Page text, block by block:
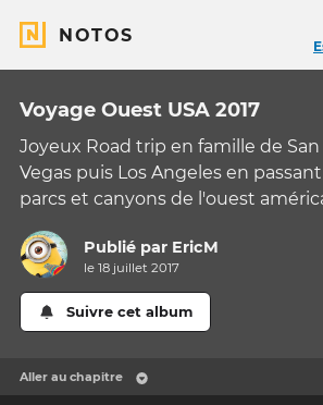
NOTOS
Voyage Ouest USA 2017
Joyeux Road trip en famille de San
Vegas puis Los Angeles en
parcs et canyons de l'ouest
Publié par EricM
le 18 juillet 2017
Suivre cet album
Aller au chapitre